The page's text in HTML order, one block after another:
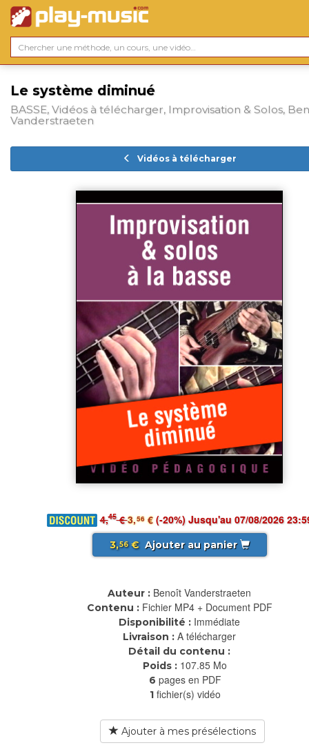
Le système diminué
BASSE, Vidéos à télécharger, Improvisation & Solos,
Vanderstraeten
Vidéos à télécharger
4,45€3,56€(-20%) Jusqu'au 07/08/2026
3,56€ Ajouter au panier
Auteur : Benoît Vanderstraeten
Contenu : Fichier MP4 + Document PDF
Disponibilité : Immédiate
Livraison : A télécharger
Détail du contenu :
Poids : 107.85 Mo
6 pages en PDF
1 fichier(s) vidéo
Ajouter à mes présélections